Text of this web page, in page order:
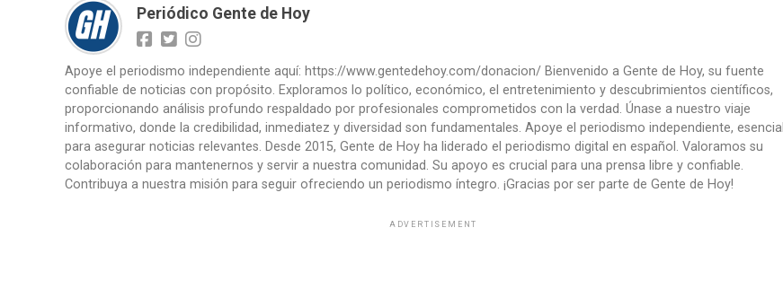
Periódico Gente de Hoy
Apoye el periodismo independiente aquí: https://www.gentedehoy.com/donacion/ Bienvenido a Gente de Hoy, su fuente
confiable de noticias con propósito. Exploramos lo político, económico, el entretenimiento y descubrimientos científicos,
proporcionando análisis profundo respaldado por profesionales comprometidos con la verdad. Únase a nuestro viaje
informativo, donde la credibilidad, inmediatez y diversidad son fundamentales. Apoye el periodismo independiente, esencial
para asegurar noticias relevantes. Desde 2015, Gente de Hoy ha liderado el periodismo digital en español. Valoramos su
colaboración para mantenernos y servir a nuestra comunidad. Su apoyo es crucial para una prensa libre y confiable.
Contribuya a nuestra misión para seguir ofreciendo un periodismo íntegro. ¡Gracias por ser parte de Gente de Hoy!
ADVERTISEMENT